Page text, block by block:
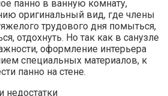
панно в ванную комнату,
оригинальный вид, где члены
трудового дня помыться,
отдохнуть. Но так как в санузле
оформление интерьера
специальных материалов, к
панно на стене.
недостатки